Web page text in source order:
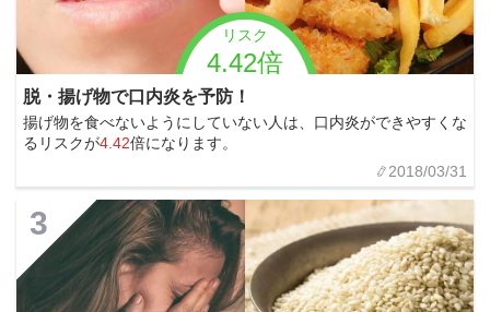
リスク
4.42倍
脱・揚げ物で口内炎を予防！
揚げ物を食べないようにしていない人は、口内炎ができやすくな
るリスクが4.42倍になります。
2018/03/31
3